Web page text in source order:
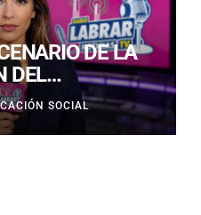
DE LA
DEL
DE
SOCIAL